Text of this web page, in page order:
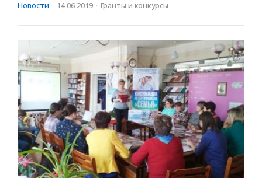
Новости · 14.06.2019 · Гранты и конкурсы